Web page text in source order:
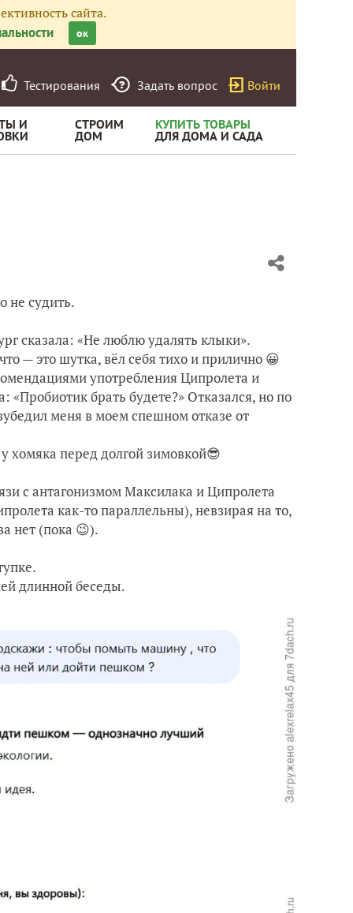
сайта.
ок
Тестирования Задать вопрос Войти
И СТРОИМ
ДОМ
КУПИТЬ ТОВАРЫ
ДЛЯ ДОМА И САДА
не судить.
сказала: «Не люблю удалять клыки».
— это шутка, вёл себя тихо и прилично 😀
употребления Ципролета и
брать будете?» Отказался, но по
меня в моем спешном отказе от
хомяка перед долгой зимовкой😎
с антагонизмом Максилака и Ципролета
как-то параллельны), невзирая на то,
нет (пока 😉).
длинной беседы.